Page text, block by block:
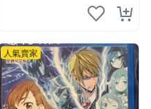
人氣賣家